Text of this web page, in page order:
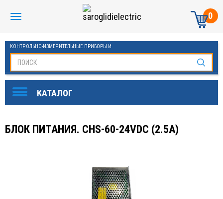
0
КОНТРОЛЬНО-ИЗМЕРИТЕЛЬНЫЕ ПРИБОРЫ И
БЛОК ПИТАНИЯ. CHS-60-24VDC (2.5A)